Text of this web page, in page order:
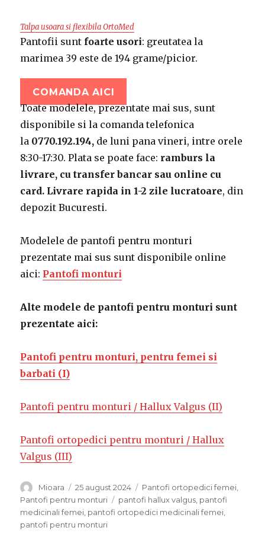
Talpa usoara si flexibila OrtoMed
Pantofii sunt foarte usori: greutatea la
marimea 39 este de 194 grame/picior.
COMANDA AICI
Toate modelele, prezentate mai sus, sunt
disponibile si la comanda telefonica
la 0770.192.194, de luni pana vineri, intre orele
8:30-17:30. Plata se poate face: ramburs la
livrare, cu transfer bancar sau online cu
card. Livrare rapida in 1-2 zile lucratoare, din
depozit Bucuresti.
Modelele de pantofi pentru monturi
prezentate mai sus sunt disponibile online
aici: Pantofi monturi
Alte modele de pantofi pentru monturi sunt
prezentate aici:
Pantofi pentru monturi, pentru femei si
barbati (I)
Pantofi pentru monturi / Hallux Valgus (II)
Pantofi ortopedici pentru monturi / Hallux
Valgus (III)
Autor
Mioara
Publicat
pe
25 august 2024 Categorii
Pantofi ortopedici femei
Pantofi pentru monturi
Etichete
pantofi hallux valgus pantofi
medicinali femei pantofi ortopedici medicinali femei
pantofi pentru monturi